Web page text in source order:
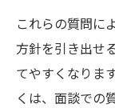
これらの質問に
方針を引き出せ
てやすくなりま
くは、面談での